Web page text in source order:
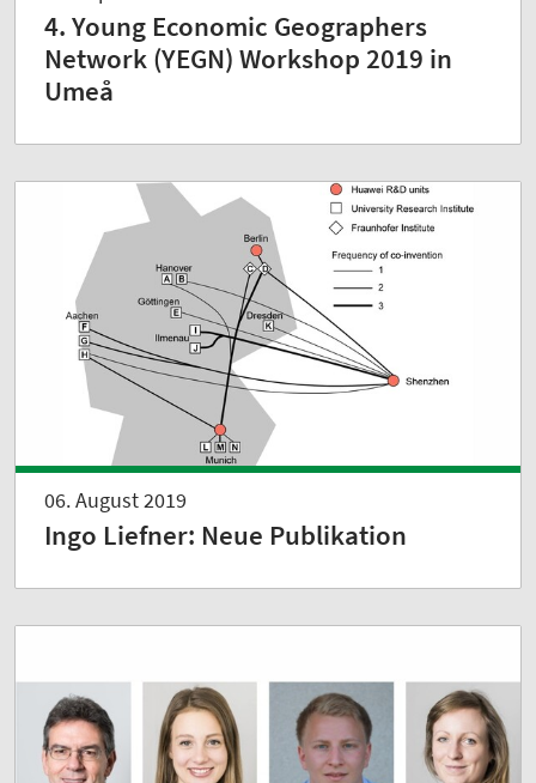
4. Young Economic Geographers
Network (YEGN) Workshop 2019 in
Umeå
06. August 2019
Ingo Liefner: Neue Publikation